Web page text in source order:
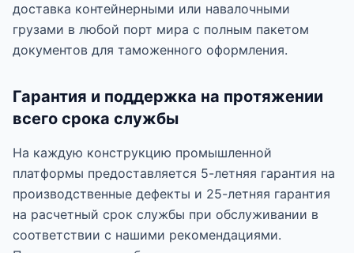
доставка контейнерными или навалочными
грузами в любой порт мира с полным пакетом
документов для таможенного оформления.
Гарантия и поддержка на протяжении
всего срока службы
На каждую конструкцию промышленной
платформы предоставляется 5-летняя гарантия на
производственные дефекты и 25-летняя гарантия
на расчетный срок службы при обслуживании в
соответствии с нашими рекомендациями.